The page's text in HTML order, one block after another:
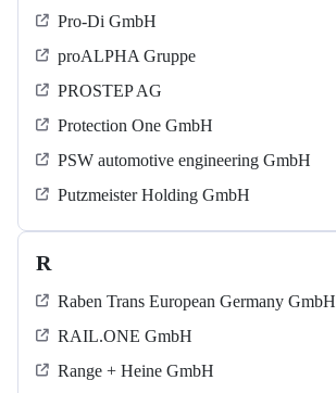
Pro-Di GmbH
proALPHA Gruppe
PROSTEP AG
Protection One GmbH
PSW automotive engineering GmbH
Putzmeister Holding GmbH
R
Raben Trans European Germany GmbH
RAIL.ONE GmbH
Range + Heine GmbH